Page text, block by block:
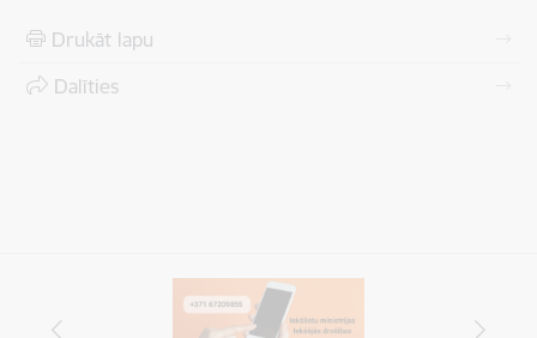
Drukāt lapu
Dalīties